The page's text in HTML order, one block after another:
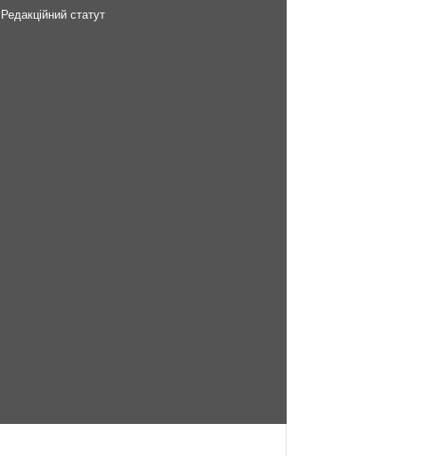
Редакційний статут